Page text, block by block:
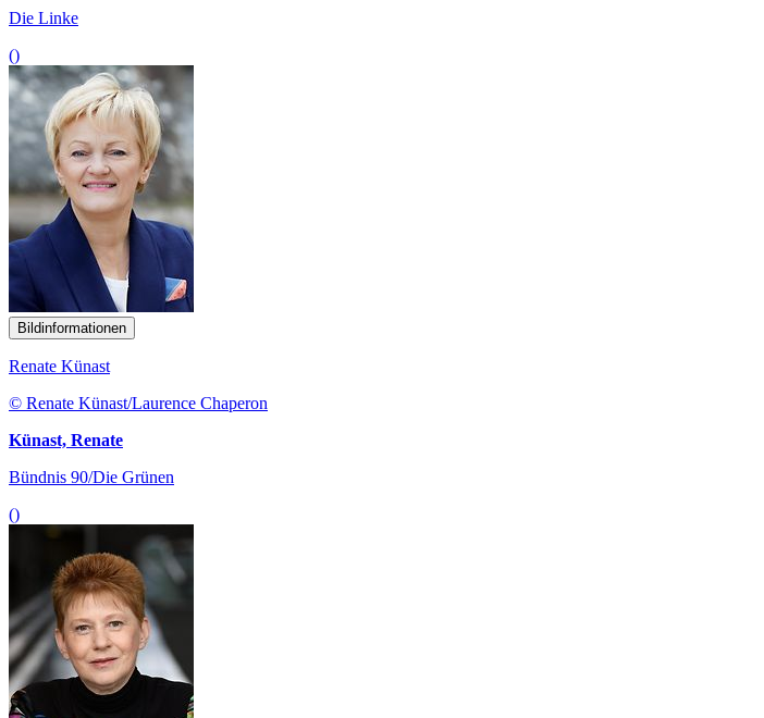
Die Linke
()
Bildinformationen
Renate Künast
© Renate Künast/Laurence Chaperon
Künast, Renate
Bündnis 90/Die Grünen
()